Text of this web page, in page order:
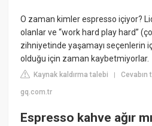
O zaman kimler espresso içiyor?
olanlar ve “work hard play hard”
zihniyetinde yaşamayı seçenlerin
olduğu için zaman kaybetmiyorlar.
Kaynak kaldırma talebi |Cevabın
gq.com.tr
Espresso kahve ağır